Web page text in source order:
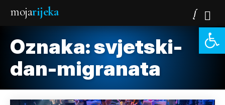
mojarijeka
Oznaka:svjetski-
dan-migranata